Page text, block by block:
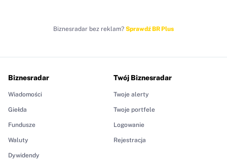
Biznesradar bez reklam? Sprawdź BR Plus
Biznesradar
Wiadomości
Giełda
Fundusze
Waluty
Dywidendy
Twój Biznesradar
Twoje alerty
Twoje portfele
Logowanie
Rejestracja